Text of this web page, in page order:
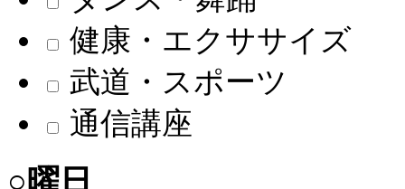
健康・エクササイズ
武道・スポーツ
通信講座